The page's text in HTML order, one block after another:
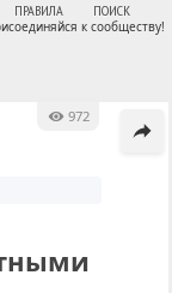
ПРАВИЛА ПОИСК
к сообществу!
972